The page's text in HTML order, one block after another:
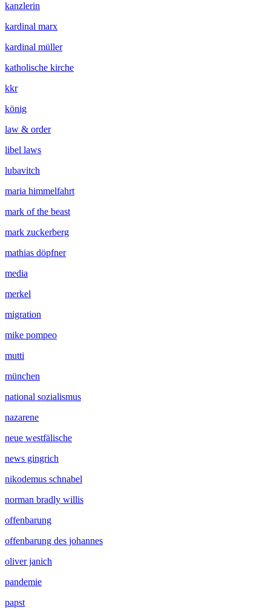
kanzlerin
kardinal marx
kardinal müller
katholische kirche
kkr
könig
law & order
libel laws
lubavitch
maria himmelfahrt
mark of the beast
mark zuckerberg
mathias döpfner
media
merkel
migration
mike pompeo
mutti
münchen
national sozialismus
nazarene
neue westfälische
news gingrich
nikodemus schnabel
norman bradly willis
offenbarung
offenbarung des johannes
oliver janich
pandemie
papst